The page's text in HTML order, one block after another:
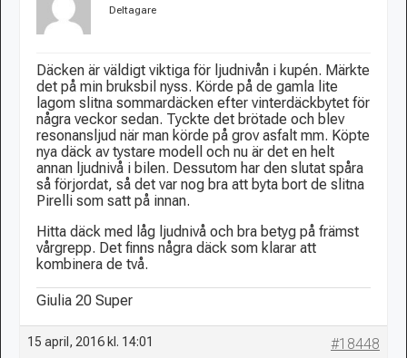
Deltagare
Däcken är väldigt viktiga för ljudnivån i kupén. Märkte
det på min bruksbil nyss. Körde på de gamla lite
lagom slitna sommardäcken efter vinterdäckbytet för
några veckor sedan. Tyckte det brötade och blev
resonansljud när man körde på grov asfalt mm. Köpte
nya däck av tystare modell och nu är det en helt
annan ljudnivå i bilen. Dessutom har den slutat spåra
så förjordat, så det var nog bra att byta bort de slitna
Pirelli som satt på innan.
Hitta däck med låg ljudnivå och bra betyg på främst
vårgrepp. Det finns några däck som klarar att
kombinera de två.
Giulia 20 Super
15 april, 2016 kl. 14:01 #18448